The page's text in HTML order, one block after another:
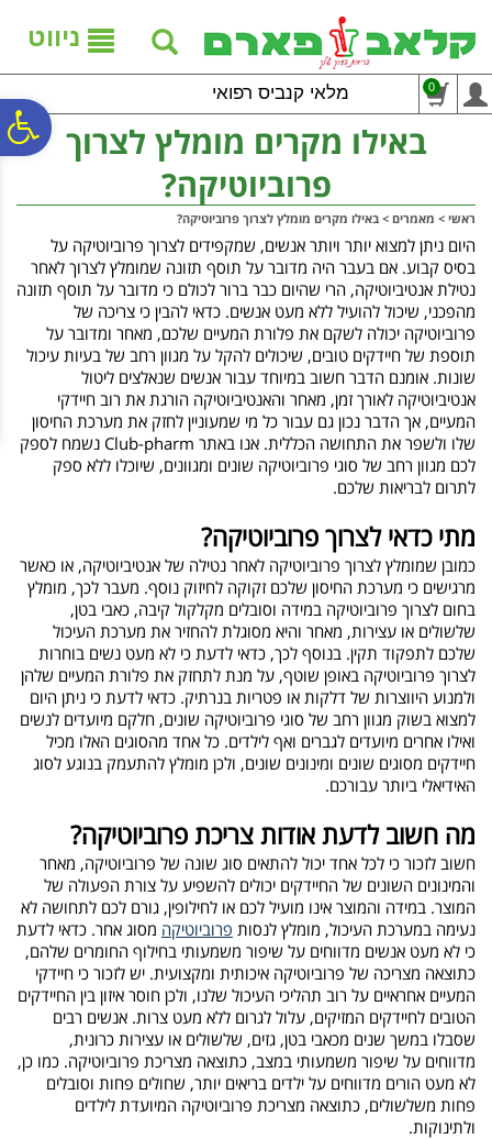
נגישות
אתר
המרכזי
ניווט
מלאי קנביס רפואי 0
באילו מקרים מומלץ לצרוך
פרוביוטיקה?
ראשי > מאמרים > באילו מקרים מומלץ לצרוך פרוביוטיקה?
היום ניתן למצוא יותר ויותר אנשים, שמקפידים לצרוך פרוביוטיקה על
בסיס קבוע. אם בעבר היה מדובר על תוסף תזונה שמומלץ לצרוך לאחר
נטילת אנטיביוטיקה, הרי שהיום כבר ברור לכולם כי מדובר על תוסף תזונה
מהפכני, שיכול להועיל ללא מעט אנשים. כדאי להבין כי צריכה של
פרוביוטיקה יכולה לשקם את פלורת המעיים שלכם, מאחר ומדובר על
תוספת של חיידקים טובים, שיכולים להקל על מגוון רחב של בעיות עיכול
שונות. אומנם הדבר חשוב במיוחד עבור אנשים שנאלצים ליטול
אנטיביוטיקה לאורך זמן, מאחר והאנטיביוטיקה הורגת את רוב חיידקי
המעיים, אך הדבר נכון גם עבור כל מי שמעוניין לחזק את מערכת החיסון
שלו ולשפר את התחושה הכללית. אנו באתר Club-pharm נשמח לספק
לכם מגוון רחב של סוגי פרוביוטיקה שונים ומגוונים, שיוכלו ללא ספק
לתרום לבריאות שלכם.
מתי כדאי לצרוך פרוביוטיקה?
כמובן שמומלץ לצרוך פרוביוטיקה לאחר נטילה של אנטיביוטיקה, או כאשר
מרגישים כי מערכת החיסון שלכם זקוקה לחיזוק נוסף. מעבר לכך, מומלץ
בחום לצרוך פרוביוטיקה במידה וסובלים מקלקול קיבה, כאבי בטן,
שלשולים או עצירות, מאחר והיא מסוגלת להחזיר את מערכת העיכול
שלכם לתפקוד תקין. בנוסף לכך, כדאי לדעת כי לא מעט נשים בוחרות
לצרוך פרוביוטיקה באופן שוטף, על מנת לתחזק את פלורת המעיים שלהן
ולמנוע היווצרות של דלקות או פטריות בנרתיק. כדאי לדעת כי ניתן היום
למצוא בשוק מגוון רחב של סוגי פרוביוטיקה שונים, חלקם מיועדים לנשים
ואילו אחרים מיועדים לגברים ואף לילדים. כל אחד מהסוגים האלו מכיל
חיידקים מסוגים שונים ומינונים שונים, ולכן מומלץ להתעמק בנוגע לסוג
האידיאלי ביותר עבורכם.
מה חשוב לדעת אודות צריכת פרוביוטיקה?
חשוב לזכור כי לכל אחד יכול להתאים סוג שונה של פרוביוטיקה, מאחר
והמינונים השונים של החיידקים יכולים להשפיע על צורת הפעולה של
המוצר. במידה והמוצר אינו מועיל לכם או לחילופין, גורם לכם לתחושה לא
נעימה במערכת העיכול, מומלץ לנסות פרוביוטיקה מסוג אחר. כדאי לדעת
כי לא מעט אנשים מדווחים על שיפור משמעותי בחילוף החומרים שלהם,
כתוצאה מצריכה של פרוביוטיקה איכותית ומקצועית. יש לזכור כי חיידקי
המעיים אחראיים על רוב תהליכי העיכול שלנו, ולכן חוסר איזון בין החיידקים
הטובים לחיידקים המזיקים, עלול לגרום ללא מעט צרות. אנשים רבים
שסבלו במשך שנים מכאבי בטן, גזים, שלשולים או עצירות כרונית,
מדווחים על שיפור משמעותי במצב, כתוצאה מצריכת פרוביוטיקה. כמו כן,
לא מעט הורים מדווחים על ילדים בריאים יותר, שחולים פחות וסובלים
פחות משלשולים, כתוצאה מצריכת פרוביוטיקה המיועדת לילדים
ולתינוקות.